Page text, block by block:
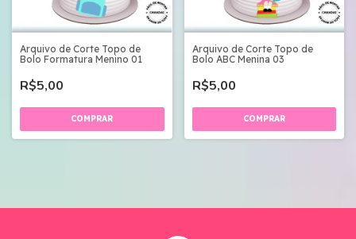
Arquivo de Corte Topo de
Bolo Formatura Menino 01
R$5,00
Arquivo de Corte Topo de
Bolo ABC Menina 03
R$5,00